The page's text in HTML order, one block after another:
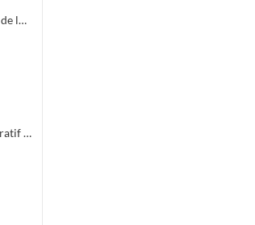
Société de Secours : Elections du Conseil d'Administration de la Société groupe sud des Houillères du Bassin des Cévennes (H.B.C.)
Budget primitif. Budget supplémentaire. Compte Administratif (C.A.). Annexes au budget